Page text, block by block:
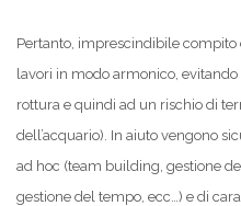
Pertanto, imprescindibile
lavori in modo armonico,
rottura e quindi ad un rischio di
dell’acquario). In aiuto vengono
ad hoc (team building, gestione
gestione del tempo, ecc…) e di